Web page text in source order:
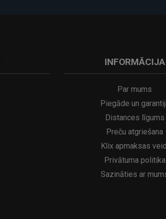
A
kumulatora LED galda lampa SERINA Mini Ø80×200 mm..
21.95€
INFORMĀCIJA
Par mums
Piegāde un
Distances līgums
Preču atgriešana
Klix apmaksas
Privātuma politika
Sazināties ar